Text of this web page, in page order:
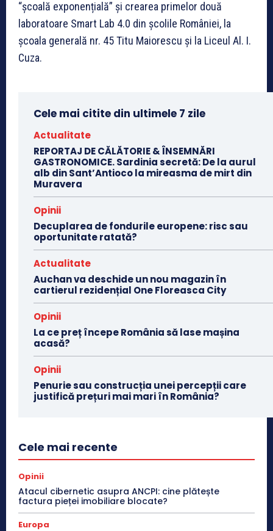
“școală exponențială” și crearea primelor două
laboratoare Smart Lab 4.0 din școlile României, la
școala generală nr. 45 Titu Maiorescu și la Liceul Al. I.
Cuza.
Cele mai citite din ultimele 7 zile
Actualitate
REPORTAJ DE CĂLĂTORIE & ÎNSEMNĂRI
GASTRONOMICE. Sardinia secretă: De la aurul
alb din Sant’Antioco la mireasma de mirt din
Muravera
Opinii
Decuplarea de fondurile europene: risc sau
oportunitate ratată?
Actualitate
Auchan va deschide un nou magazin în
cartierul rezidențial One Floreasca City
Opinii
La ce preț începe România să lase mașina
acasă?
Opinii
Penurie sau construcția unei percepții care
justifică prețuri mai mari în România?
Cele mai recente
Opinii
Atacul cibernetic asupra ANCPI: cine plătește
factura pieței imobiliare blocate?
Europa